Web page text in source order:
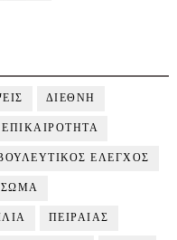
ΔΙΕΘΝΗ
ΕΠΙΚΑΙΡΟΤΗΤΑ
ΕΛΕΓΧΟΣ
ΣΩΜΑ
ΠΕΙΡΑΙΑΣ